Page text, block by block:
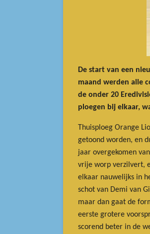
De start van een
maand werden alle
de onder 20
ploegen bij elkaar,
Thuisploeg Orange
getoond worden, en
jaar overgekomen
vrije worp verzilvert,
elkaar nauwelijks in
schot van Demi van
maar dan gaat de
eerste grotere
scorend beter in de